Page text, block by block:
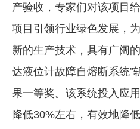
产验收，专家们对该项目
项目引领行业绿色发展，
新的生产技术，具有广阔
达液位计故障自熔断系统”
果一等奖。该系统投入应
降低30%左右，有效地降